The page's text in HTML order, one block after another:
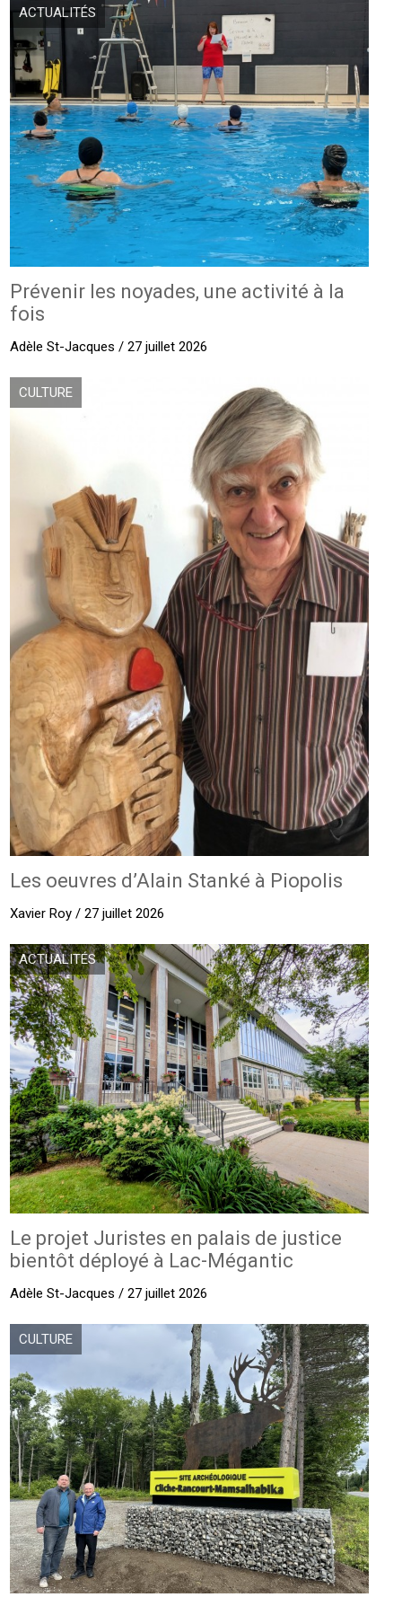
ACTUALITÉS
Prévenir les noyades, une activité à la
fois
Adèle St-Jacques / 27 juillet 2026
CULTURE
Les oeuvres d’Alain Stanké à Piopolis
Xavier Roy / 27 juillet 2026
ACTUALITÉS
Le projet Juristes en palais de justice
bientôt déployé à Lac-Mégantic
Adèle St-Jacques / 27 juillet 2026
CULTURE